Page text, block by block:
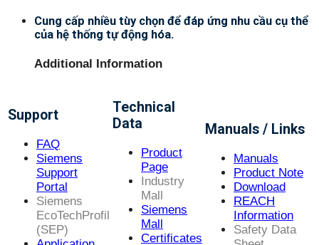
Cung cấp nhiều tùy chọn để đáp ứng nhu cầu cụ thể
của hệ thống tự động hóa.
Additional Information
Support
FAQ
Siemens
Support
Portal
Siemens
EcoTechProfil
(SEP)
Technical
Data
Product
Page
Industry
Mall
Siemens
Mall
Certificates
Manuals / Links
Manuals
Product Note
Download
REACH
Information
Safety Data